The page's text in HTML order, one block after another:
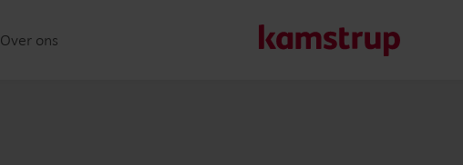
Over ons